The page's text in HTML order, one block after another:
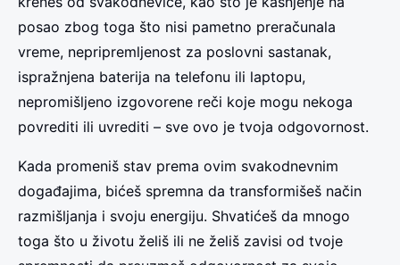
posao zbog toga što nisi pametno preračunala
vreme, nepripremljenost za poslovni sastanak,
ispražnjena baterija na telefonu ili laptopu,
nepromišljeno izgovorene reči koje mogu nekoga
povrediti ili uvrediti – sve ovo je tvoja odgovornost.
Kada promeniš stav prema ovim svakodnevnim
događajima, bićeš spremna da transformišeš način
razmišljanja i svoju energiju. Shvatićeš da mnogo
toga što u životu želiš ili ne želiš zavisi od tvoje